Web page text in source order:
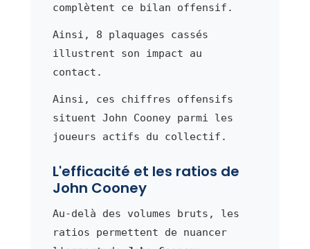
complètent ce bilan offensif.
Ainsi, 8 plaquages cassés
illustrent son impact au
contact.
Ainsi, ces chiffres offensifs
situent John Cooney parmi les
joueurs actifs du collectif.
L'efficacité et les ratios de
John Cooney
Au-delà des volumes bruts, les
ratios permettent de nuancer